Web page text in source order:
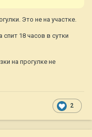
Это не на участке.
18 часов в сутки
на прогулке не
2